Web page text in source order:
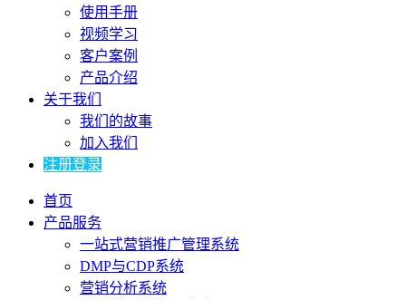
使用手册
视频学习
客户案例
产品介绍
关于我们
我们的故事
加入我们
注册登录
首页
产品服务
一站式营销推广管理系统
DMP与CDP系统
营销分析系统